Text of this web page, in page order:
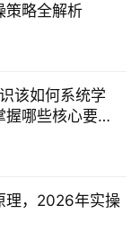
策略全解析
该如何系统学
握哪些核心要
理，2026年实操